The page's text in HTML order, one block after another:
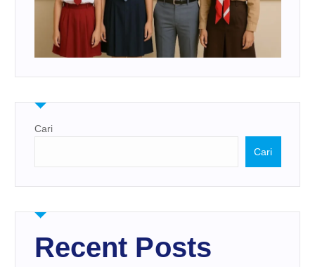
Cari
Cari
Recent Posts